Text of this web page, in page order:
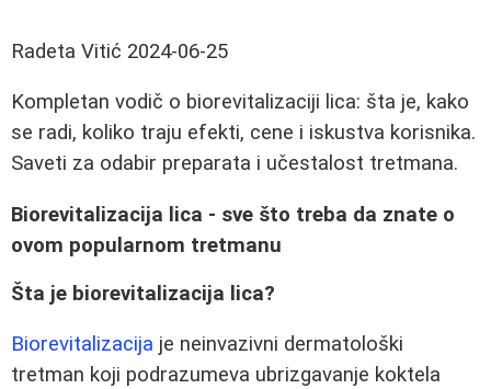
Radeta Vitić 2024-06-25
Kompletan vodič o biorevitalizaciji lica: šta je, kako
se radi, koliko traju efekti, cene i iskustva korisnika.
Saveti za odabir preparata i učestalost tretmana.
Biorevitalizacija lica - sve što treba da znate o
ovom popularnom tretmanu
Šta je biorevitalizacija lica?
Biorevitalizacija je neinvazivni dermatološki
tretman koji podrazumeva ubrizgavanje koktela